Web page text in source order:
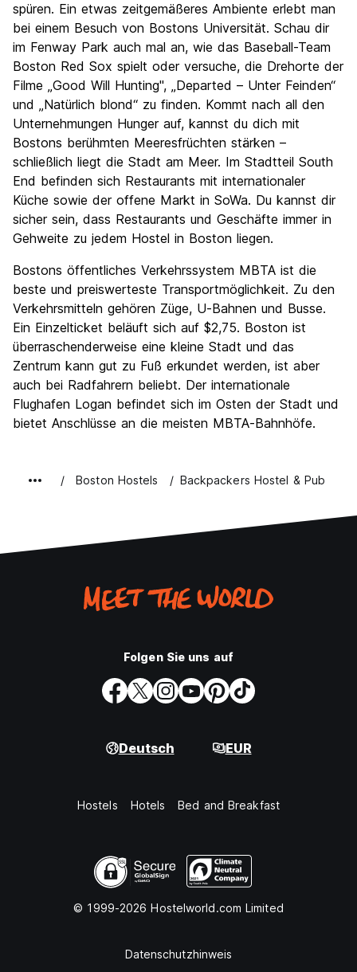
spüren. Ein etwas zeitgemäßeres Ambiente erlebt man
bei einem Besuch von Bostons Universität. Schau dir
im Fenway Park auch mal an, wie das Baseball-Team
Boston Red Sox spielt oder versuche, die Drehorte der
Filme „Good Will Hunting", „Departed – Unter Feinden“
und „Natürlich blond“ zu finden. Kommt nach all den
Unternehmungen Hunger auf, kannst du dich mit
Bostons berühmten Meeresfrüchten stärken –
schließlich liegt die Stadt am Meer. Im Stadtteil South
End befinden sich Restaurants mit internationaler
Küche sowie der offene Markt in SoWa. Du kannst dir
sicher sein, dass Restaurants und Geschäfte immer in
Gehweite zu jedem Hostel in Boston liegen.
Bostons öffentliches Verkehrssystem MBTA ist die
beste und preiswerteste Transportmöglichkeit. Zu den
Verkehrsmitteln gehören Züge, U-Bahnen und Busse.
Ein Einzelticket beläuft sich auf $2,75. Boston ist
überraschenderweise eine kleine Stadt und das
Zentrum kann gut zu Fuß erkundet werden, ist aber
auch bei Radfahrern beliebt. Der internationale
Flughafen Logan befindet sich im Osten der Stadt und
bietet Anschlüsse an die meisten MBTA-Bahnhöfe.
Boston Hostels Backpackers Hostel & Pub
Folgen Sie uns auf
Deutsch EUR
Hostels Hotels Bed and Breakfast
© 1999-2026 Hostelworld.com Limited
Datenschutzhinweis